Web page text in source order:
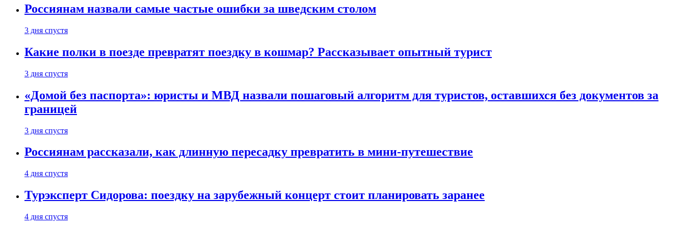
Россиянам назвали самые частые ошибки за шведским столом
3 дня спустя
Какие полки в поезде превратят поездку в кошмар? Рассказывает опытный турист
3 дня спустя
«Домой без паспорта»: юристы и МВД назвали пошаговый алгоритм для туристов, оставшихся без документов за
границей
3 дня спустя
Россиянам рассказали, как длинную пересадку превратить в мини-путешествие
4 дня спустя
Турэксперт Сидорова: поездку на зарубежный концерт стоит планировать заранее
4 дня спустя